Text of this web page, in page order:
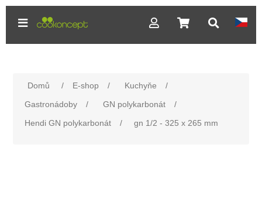
Domů / E-shop / Kuchyňe
/
Gastronádoby
/ GN polykarbonát
/
Hendi GN polykarbonát
/ gn 1/2 - 325 x 265 mm